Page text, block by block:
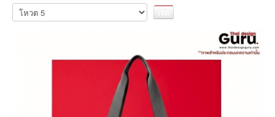
กรุณา
ให้